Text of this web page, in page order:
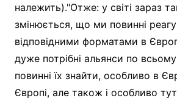
належить)."Отже: у світі зараз
змінюється, що ми повинні
відповідними форматами в
дуже потрібні альянси по всьому
повинні їх знайти, особливо в
Європі, але також і особливо